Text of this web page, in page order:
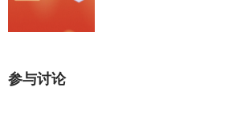
参与讨论